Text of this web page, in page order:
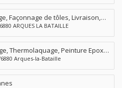
Façonnage de tôles, Livraison,
ARQUES LA BATAILLE
Thermolaquage, Peinture Epoxy,
Maritime
Arques-la-Bataille